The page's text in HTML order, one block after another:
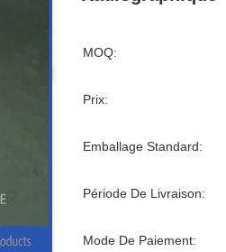
MOQ:
Prix:
Emballage Standard:
Période De Livraison:
Mode De Paiement: